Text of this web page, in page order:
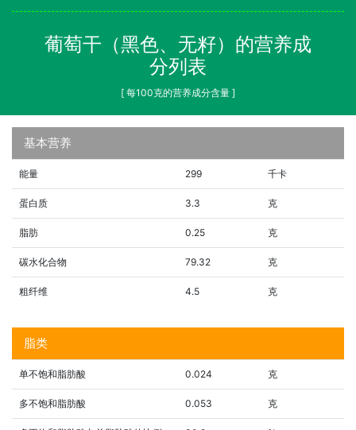
葡萄干（黑色、无籽）的营养成
分列表
[ 每100克的营养成分含量 ]
基本营养
能量 299 千卡
蛋白质 3.3 克
脂肪 0.25 克
碳水化合物 79.32 克
粗纤维 4.5 克
脂类
单不饱和脂肪酸 0.024 克
多不饱和脂肪酸 0.053 克